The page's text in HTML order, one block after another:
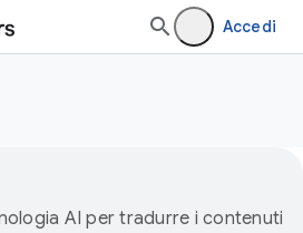
Accedi
AI per tradurre i contenuti